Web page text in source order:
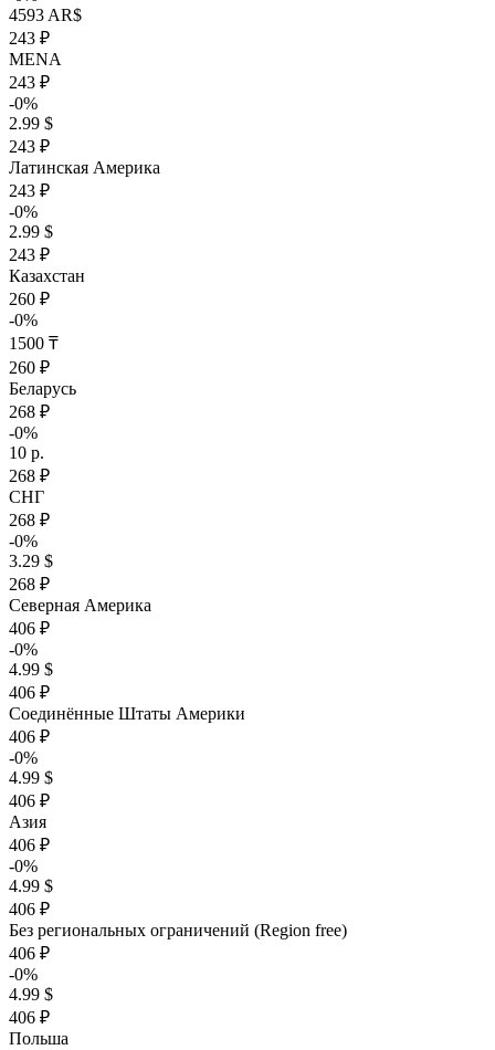
4593 AR$
243 ₽
MENA
243 ₽
-0%
2.99 $
243 ₽
Латинская Америка
243 ₽
-0%
2.99 $
243 ₽
Казахстан
260 ₽
-0%
1500 ₸
260 ₽
Беларусь
268 ₽
-0%
10 р.
268 ₽
СНГ
268 ₽
-0%
3.29 $
268 ₽
Северная Америка
406 ₽
-0%
4.99 $
406 ₽
Соединённые Штаты Америки
406 ₽
-0%
4.99 $
406 ₽
Азия
406 ₽
-0%
4.99 $
406 ₽
Без региональных ограничений (Region free)
406 ₽
-0%
4.99 $
406 ₽
Польша